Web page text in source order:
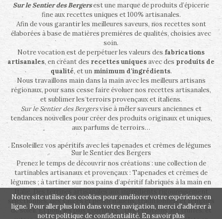
Sur le Sentier des Bergersest une marque de produits d’épicerie
fine aux recettes uniques et 100% artisanales.
Afin de vous garantir les meilleures saveurs, nos recettes sont
élaborées à base de matières premières de qualités, choisies avec
soin.
Notre vocation est de perpétuer les valeurs des fabrications
artisanales, en créant des recettes uniquesavec des produits de
qualité, et un minimum d'ingrédients.
Nous travaillons main dans la main avec les meilleurs artisans
régionaux, pour sans cesse faire évoluer nos recettes artisanales,
et sublimer les terroirs provençaux et italiens.
Sur le Sentier des Bergersvise à mêler saveurs anciennes et
tendances nouvelles pour créer des produits originaux et uniques,
aux parfums de terroirs…
Ensoleillez vos apéritifs avec les tapenades et crèmes de légumes
Sur le Sentier des Bergers
Prenez le temps de découvrir nos créations : une collection de
tartinables artisanaux et provençaux : Tapenades et crèmes de
légumes ; à tartiner sur nos pains d’apéritif fabriqués à la main en
sélectionnés, des sauces et pesto italiens, traditionnels et remplies
de soleil. Et pour les plus gourmets… Des créations aux truffes, et
Notre site utilise des cookies pour améliorer votre expérience en
ligne. Pour aller plus loin dans votre navigation, merci d'adhérer à
notre politique de confidentialité. En savoir plus